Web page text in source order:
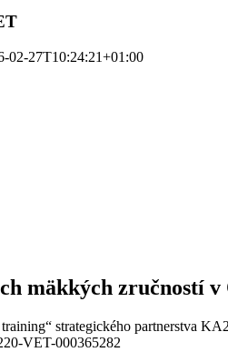
02-27T10:24:21+01:00
mäkkých zručností v
strategického partnerstva
VET-000365282